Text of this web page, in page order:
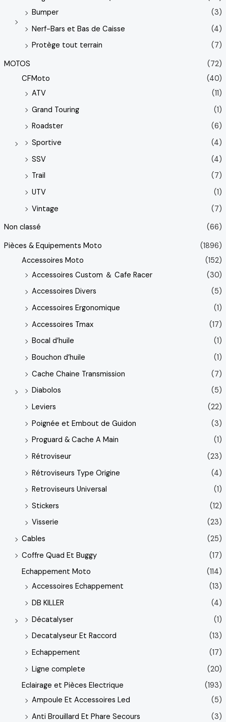
Bumper
(3)
Nerf-Bars et Bas de Caisse
(4)
Protège tout terrain
(7)
MOTOS
(72)
CFMoto
(40)
ATV
(11)
Grand Touring
(1)
Roadster
(6)
Sportive
(4)
SSV
(4)
Trail
(7)
UTV
(1)
Vintage
(7)
Non classé
(66)
Pièces & Equipements Moto
(1896)
Accessoires Moto
(152)
Accessoires Custom ＆ Cafe Racer
(30)
Accessoires Divers
(5)
Accessoires Ergonomique
(1)
Accessoires Tmax
(17)
Bocal d’huile
(1)
Bouchon d’huile
(1)
Cache Chaine Transmission
(7)
Diabolos
(5)
Leviers
(22)
Poignée et Embout de Guidon
(3)
Proguard & Cache A Main
(1)
Rétroviseur
(23)
Rétroviseurs Type Origine
(4)
Retroviseurs Universal
(1)
Stickers
(12)
Visserie
(23)
Cables
(25)
Coffre Quad Et Buggy
(17)
Echappement Moto
(114)
Accessoires Echappement
(13)
DB KILLER
(4)
Décatalyser
(1)
Decatalyseur Et Raccord
(13)
Echappement
(17)
Ligne complete
(20)
Eclairage et Pièces Electrique
(193)
Ampoule Et Accessoires Led
(5)
Anti Brouillard Et Phare Secours
(3)